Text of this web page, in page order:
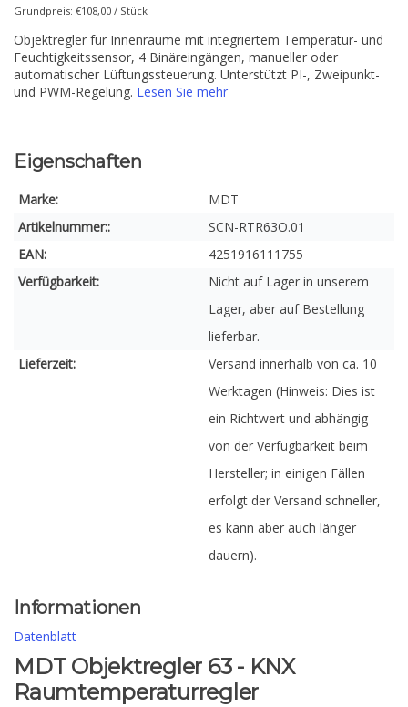
Grundpreis: €108,00 / Stück
Objektregler für Innenräume mit integriertem Temperatur- und
Feuchtigkeitssensor, 4 Binäreingängen, manueller oder
automatischer Lüftungssteuerung. Unterstützt PI-, Zweipunkt-
und PWM-Regelung. Lesen Sie mehr
Eigenschaften
Marke:
MDT
Artikelnummer::
SCN-RTR63O.01
EAN:
4251916111755
Verfügbarkeit:
Nicht auf Lager in unserem
Lager, aber auf Bestellung
lieferbar.
Lieferzeit:
Versand innerhalb von ca. 10
Werktagen (Hinweis: Dies ist
ein Richtwert und abhängig
von der Verfügbarkeit beim
Hersteller; in einigen Fällen
erfolgt der Versand schneller,
es kann aber auch länger
dauern).
Informationen
Datenblatt
MDT Objektregler 63 - KNX
Raumtemperaturregler